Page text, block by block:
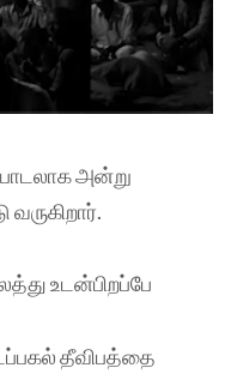
பாடலாக அன்று
உடன்பிறப்பே
தீவிபத்தை